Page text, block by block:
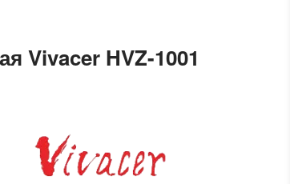
Vivacer HVZ-1001